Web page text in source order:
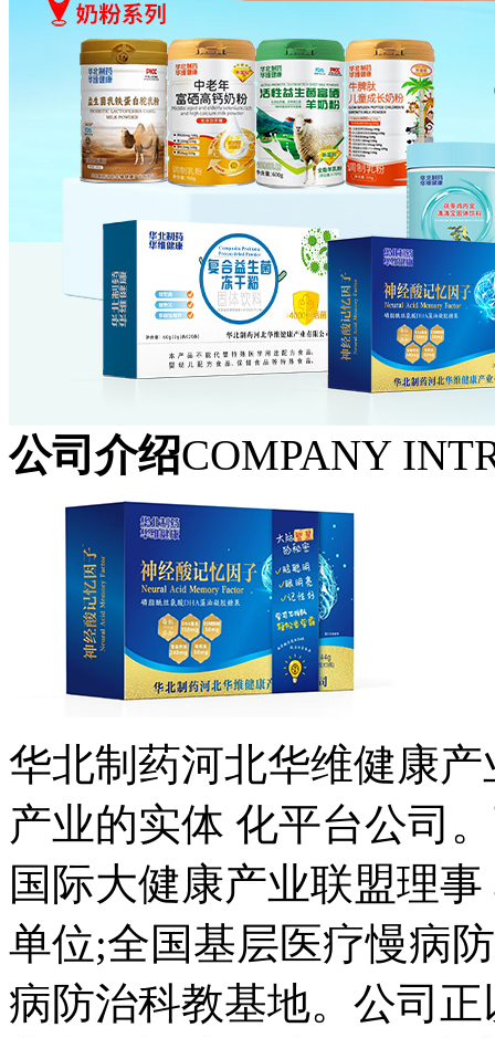
公司介绍COMPANY
华北制药河北华维健康
产业的实体 化平台公司
国际大健康产业联盟理
单位;全国基层医疗慢病
病防治科教基地。公司